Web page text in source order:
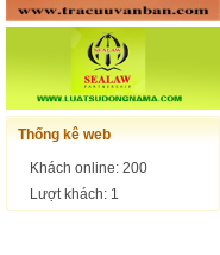
Thống kê web
Khách online: 200
Lượt khách: 1